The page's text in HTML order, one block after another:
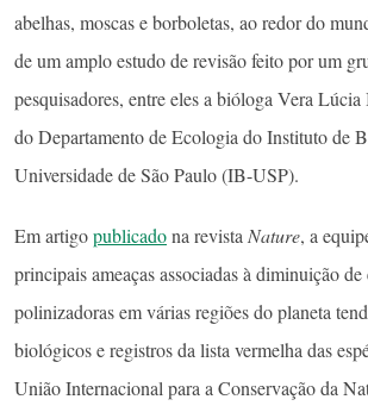
abelhas, moscas e borboletas, ao redor do
de um amplo estudo de revisão feito por um
pesquisadores, entre eles a bióloga Vera
do Departamento de Ecologia do Instituto de
Universidade de São Paulo (IB-USP).
Em artigopublicadona revistaNature, a
principais ameaças associadas à diminuição de
polinizadoras em várias regiões do planeta
biológicos e registros da lista vermelha das
União Internacional para a Conservação da